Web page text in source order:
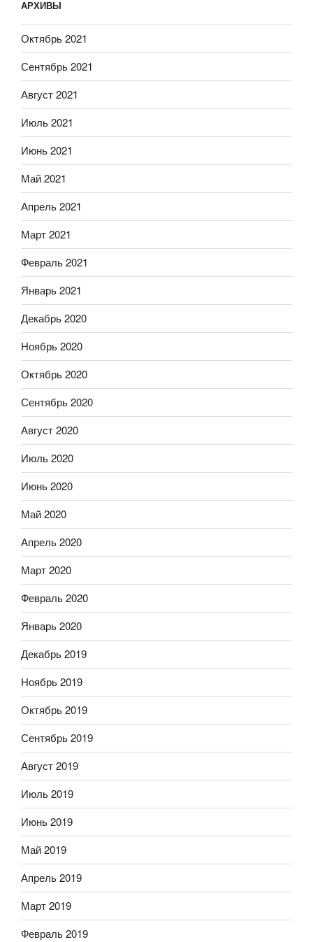
АРХИВЫ
Октябрь 2021
Сентябрь 2021
Август 2021
Июль 2021
Июнь 2021
Май 2021
Апрель 2021
Март 2021
Февраль 2021
Январь 2021
Декабрь 2020
Ноябрь 2020
Октябрь 2020
Сентябрь 2020
Август 2020
Июль 2020
Июнь 2020
Май 2020
Апрель 2020
Март 2020
Февраль 2020
Январь 2020
Декабрь 2019
Ноябрь 2019
Октябрь 2019
Сентябрь 2019
Август 2019
Июль 2019
Июнь 2019
Май 2019
Апрель 2019
Март 2019
Февраль 2019